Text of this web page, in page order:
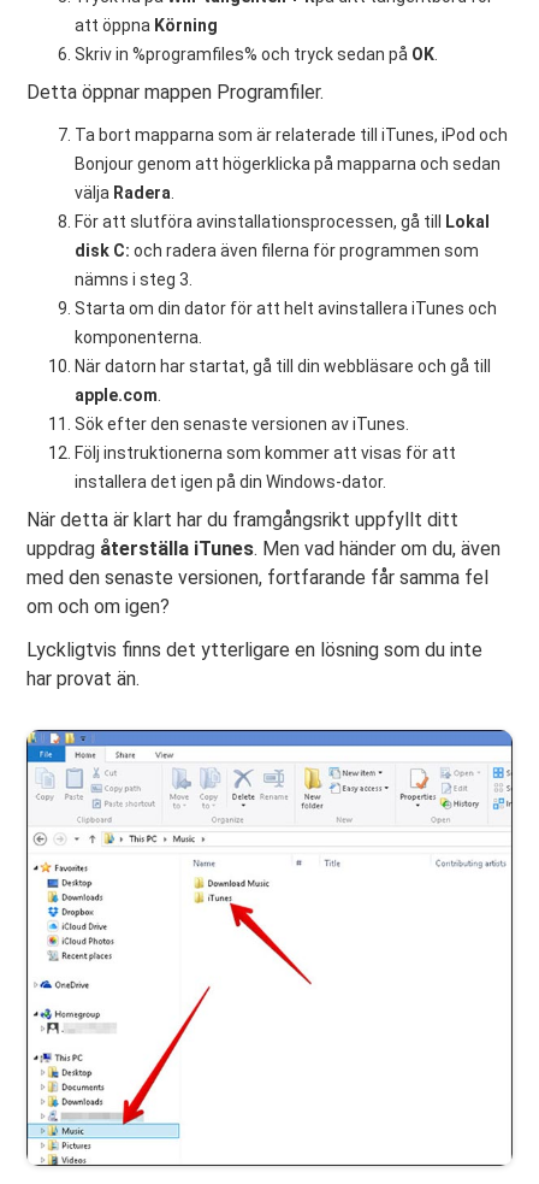
att öppna Körning
Skriv in %programfiles% och tryck sedan på OK
Detta öppnar mappen Programfiler.
Ta bort mapparna som är relaterade till iTunes, iPod och
Bonjour genom att högerklicka på mapparna och sedan
välja Radera
För att slutföra avinstallationsprocessen, gå till
Lokal
disk C:och radera även filerna för programmen som
nämns i steg 3.
Starta om din dator för att helt avinstallera iTunes och
komponenterna.
När datorn har startat, gå till din webbläsare och gå till
apple.com
Sök efter den senaste versionen av iTunes.
Följ instruktionerna som kommer att visas för att
installera det igen på din Windows-dator.
När detta är klart har du framgångsrikt uppfyllt ditt
uppdrag återställa iTunes. Men vad händer om du, även
med den senaste versionen, fortfarande får samma fel
om och om igen?
Lyckligtvis finns det ytterligare en lösning som du inte
har provat än.